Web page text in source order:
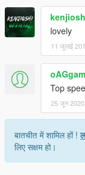
lovely
11 जुलाई
Top
25 जून 2020
बातचीत में शामिल हों !
लिए सक्षम हो।